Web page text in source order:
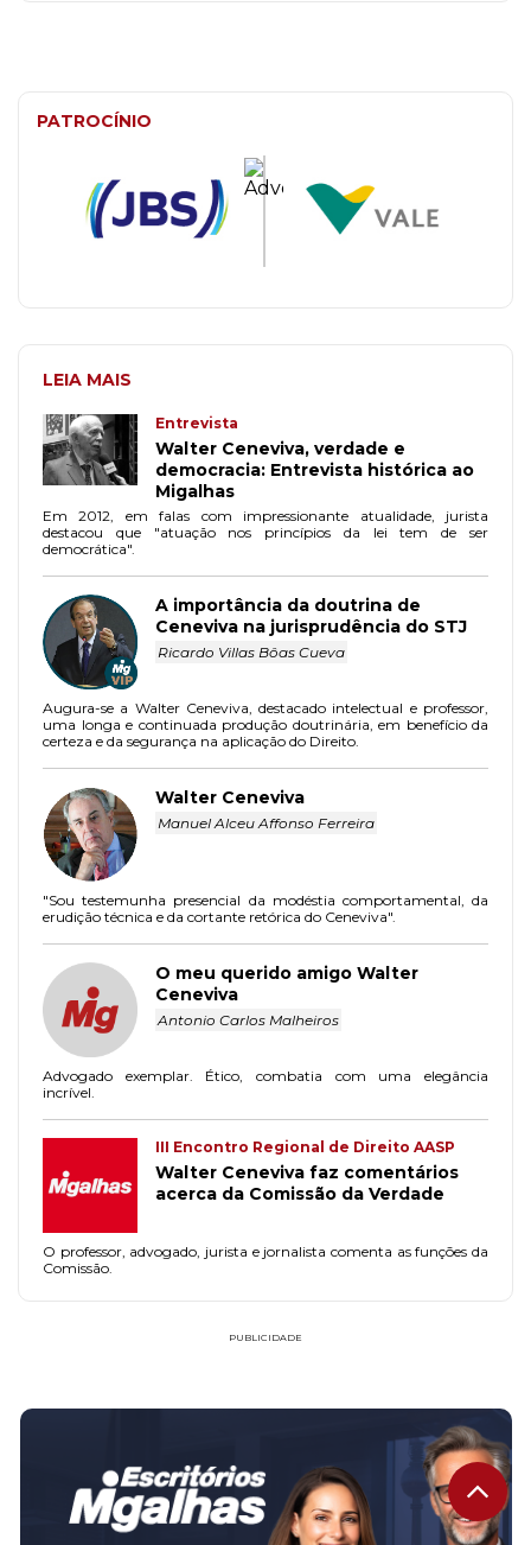
PATROCÍNIO
LEIA MAIS
Entrevista
Walter Ceneviva, verdade e
democracia: Entrevista histórica ao
Migalhas
Em 2012, em falas com impressionante atualidade, jurista
destacou que "atuação nos princípios da lei tem de ser
democrática".
A importância da doutrina de
Ceneviva na jurisprudência do STJ
Ricardo Villas Bôas Cueva
Augura-se a Walter Ceneviva, destacado intelectual e professor,
uma longa e continuada produção doutrinária, em benefício da
certeza e da segurança na aplicação do Direito.
Walter Ceneviva
Manuel Alceu Affonso Ferreira
"Sou testemunha presencial da modéstia comportamental, da
erudição técnica e da cortante retórica do Ceneviva".
O meu querido amigo Walter
Ceneviva
Antonio Carlos Malheiros
Advogado exemplar. Ético, combatia com uma elegância
incrível.
III Encontro Regional de Direito AASP
Walter Ceneviva faz comentários
acerca da Comissão da Verdade
O professor, advogado, jurista e jornalista comenta as funções da
Comissão.
PUBLICIDADE